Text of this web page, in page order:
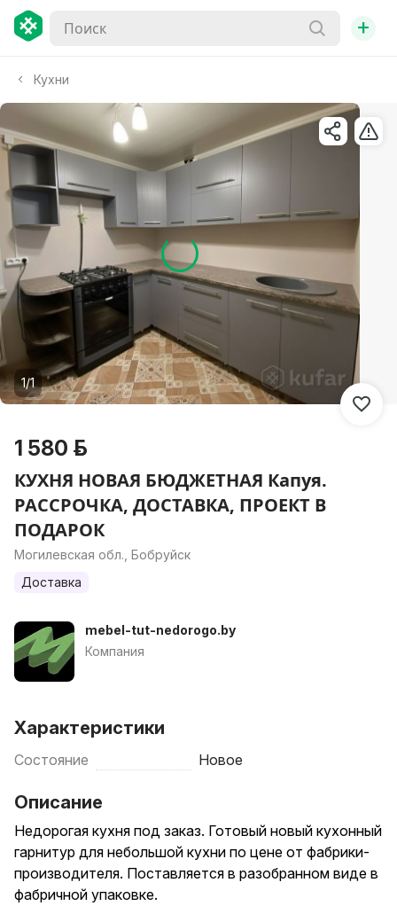
+
Кухни
1/1
1 580 р.
КУХНЯ НОВАЯ БЮДЖЕТНАЯ Капуя.
РАССРОЧКА, ДОСТАВКА, ПРОЕКТ В
ПОДАРОК
Могилевская обл., Бобруйск
Доставка
mebel-tut-nedorogo.by
Компания
Характеристики
Состояние Новое
Описание
Недорогая кухня под заказ. Готовый новый кухонный
гарнитур для небольшой кухни по цене от фабрики-
производителя. Поставляется в разобранном виде в
фабричной упаковке.